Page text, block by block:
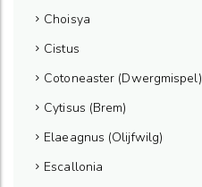
Choisya
Cistus
Cotoneaster (Dwergmispel)
Cytisus (Brem)
Elaeagnus (Olijfwilg)
Escallonia